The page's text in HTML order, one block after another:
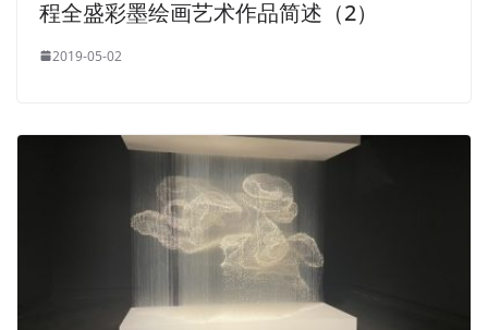
程全盛彩墨绘画艺术作品简述（2）
2019-05-02